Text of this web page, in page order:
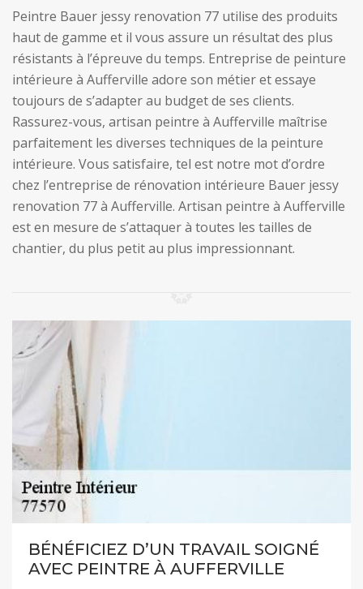
Peintre Bauer jessy renovation 77 utilise des produits
haut de gamme et il vous assure un résultat des plus
résistants à l’épreuve du temps. Entreprise de peinture
intérieure à Aufferville adore son métier et essaye
toujours de s’adapter au budget de ses clients.
Rassurez-vous, artisan peintre à Aufferville maîtrise
parfaitement les diverses techniques de la peinture
intérieure. Vous satisfaire, tel est notre mot d’ordre
chez l’entreprise de rénovation intérieure Bauer jessy
renovation 77 à Aufferville. Artisan peintre à Aufferville
est en mesure de s’attaquer à toutes les tailles de
chantier, du plus petit au plus impressionnant.
BÉNÉFICIEZ D’UN TRAVAIL SOIGNÉ
AVEC PEINTRE À AUFFERVILLE